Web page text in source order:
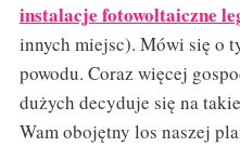
instalacje fotowoltaiczne
innych miejsc). Mówi się o
powodu. Coraz więcej
dużych decyduje się na
Wam obojętny los naszej